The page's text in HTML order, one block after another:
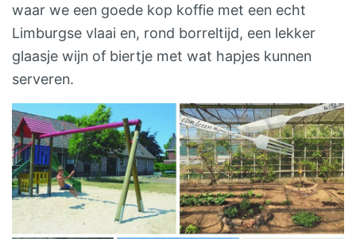
waar we een goede kop koffie met een echt
Limburgse vlaai en, rond borreltijd, een lekker
glaasje wijn of biertje met wat hapjes kunnen
serveren.